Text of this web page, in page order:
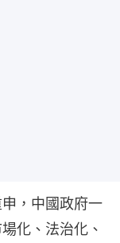
，中國政府一
化、法治化、